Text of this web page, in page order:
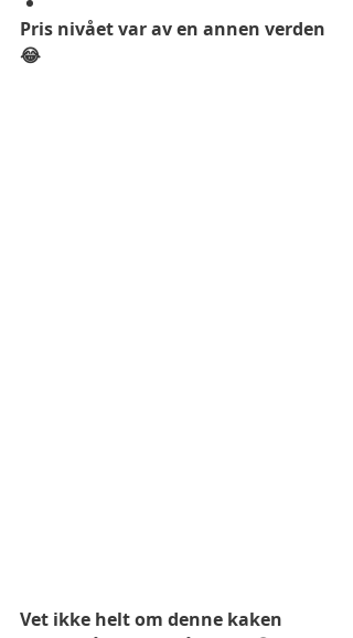
Pris nivået var av en annen verden
😂
Vet ikke helt om denne kaken